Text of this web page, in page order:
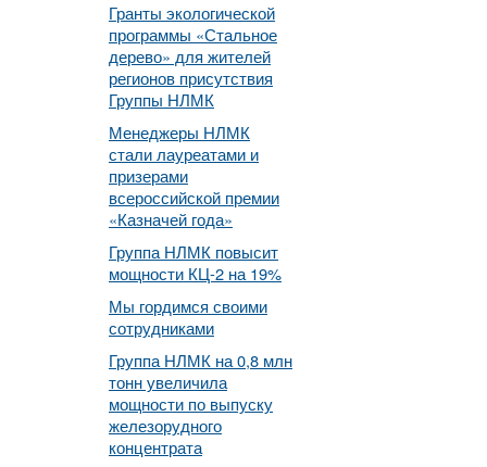
Гранты экологической
программы «Стальное
дерево» для жителей
регионов присутствия
Группы НЛМК
Менеджеры НЛМК
стали лауреатами и
призерами
всероссийской премии
«Казначей года»
Группа НЛМК повысит
мощности КЦ-2 на 19%
Мы гордимся своими
сотрудниками
Группа НЛМК на 0,8 млн
тонн увеличила
мощности по выпуску
железорудного
концентрата